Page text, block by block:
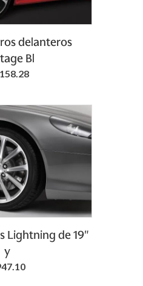
delanteros
Bl
Lightning de 19"
y